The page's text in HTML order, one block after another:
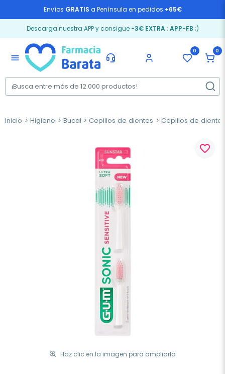
Envíos GRATIS a Península en pedidos +65€
Descarga nuestra APP y consigue -3€ EXTRA: APP-FB ;)
menu
0 0
Inicio Higiene Bucal Cepillos de dientes Cepillos de
Haz clic en la imagen para ampliarla
favorite_border